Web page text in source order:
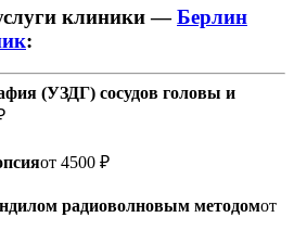
клиники —Берлин
:
(УЗДГ) сосудов головы и
от 4500 ₽
радиоволновым методомот